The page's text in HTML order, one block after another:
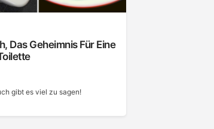
Das Geheimnis Für Eine
gibt es viel zu sagen!